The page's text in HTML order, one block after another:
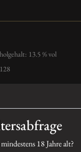
18Jahre alt?
13.5 % vol